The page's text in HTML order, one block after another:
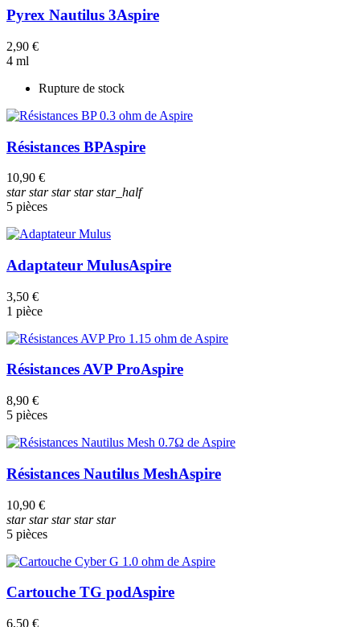
Pyrex Nautilus 3Aspire
2,90 €
4 ml
Rupture de stock
Résistances BPAspire
10,90 €
starstarstarstarstar_half
5 pièces
Adaptateur MulusAspire
3,50 €
1 pièce
Résistances AVP ProAspire
8,90 €
5 pièces
Résistances Nautilus MeshAspire
10,90 €
starstarstarstarstar
5 pièces
Cartouche TG podAspire
6,50 €